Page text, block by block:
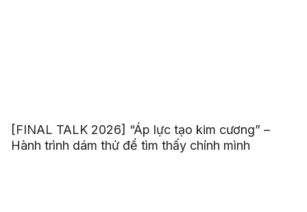
[FINAL TALK 2026] “Áp lực tạo kim cương” –
Hành trình dám thử để tìm thấy chính mình